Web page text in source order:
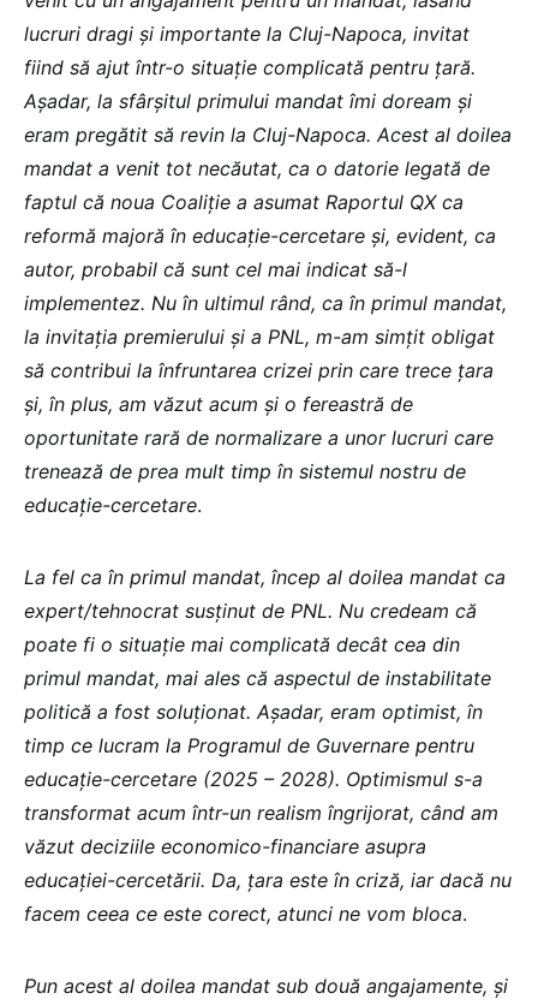
lucruri dragi și importante la Cluj-Napoca, invitat
fiind să ajut într-o situație complicată pentru țară.
Așadar, la sfârșitul primului mandat îmi doream și
eram pregătit să revin la Cluj-Napoca. Acest al doilea
mandat a venit tot necăutat, ca o datorie legată de
faptul că noua Coaliție a asumat Raportul QX ca
reformă majoră în educație-cercetare și, evident, ca
autor, probabil că sunt cel mai indicat să-l
implementez. Nu în ultimul rând, ca în primul mandat,
la invitația premierului și a PNL, m-am simțit obligat
să contribui la înfruntarea crizei prin care trece țara
și, în plus, am văzut acum și o fereastră de
oportunitate rară de normalizare a unor lucruri care
trenează de prea mult timp în sistemul nostru de
educație-cercetare.
La fel ca în primul mandat, încep al doilea mandat ca
expert/tehnocrat susținut de PNL. Nu credeam că
poate fi o situație mai complicată decât cea din
primul mandat, mai ales că aspectul de instabilitate
politică a fost soluționat. Așadar, eram optimist, în
timp ce lucram la Programul de Guvernare pentru
educație-cercetare (2025 – 2028). Optimismul s-a
transformat acum într-un realism îngrijorat, când am
văzut deciziile economico-financiare asupra
educației-cercetării. Da, țara este în criză, iar dacă nu
facem ceea ce este corect, atunci ne vom bloca.
Pun acest al doilea mandat sub două angajamente, și